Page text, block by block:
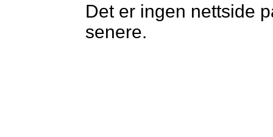
Det er ingen nettside
senere.